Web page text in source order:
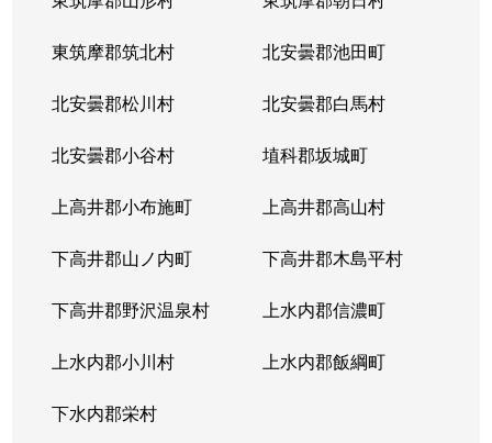
東筑摩郡筑北村 北安曇郡池田町
北安曇郡松川村 北安曇郡白馬村
北安曇郡小谷村 埴科郡坂城町
上高井郡小布施町 上高井郡高山村
下高井郡山ノ内町 下高井郡木島平村
下高井郡野沢温泉村 上水内郡信濃町
上水内郡小川村 上水内郡飯綱町
下水内郡栄村